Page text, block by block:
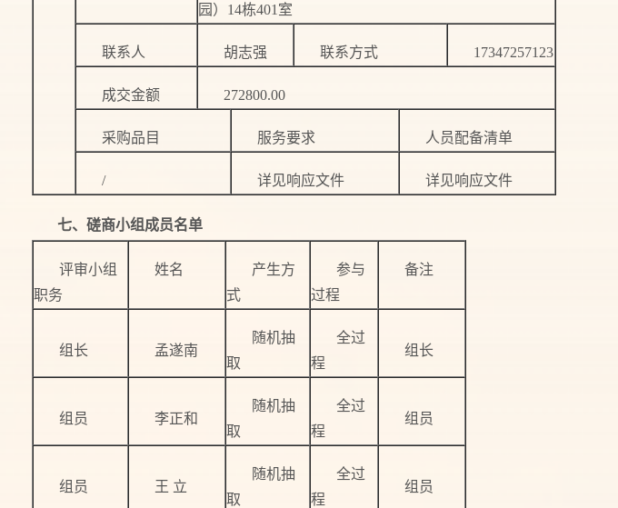
园）14栋401室
联系人 胡志强 联系方式 17347257123
成交金额 272800.00
采购品目 服务要求 人员配备清单
/ 详见响应文件 详见响应文件
七、磋商小组成员名单
评审小组
职务
姓名
产生方
式
参与
过程
备注
组长 孟遂南
随机抽
取
全过
程
组长
组员 李正和
随机抽
取
全过
程
组员
组员 王 立
随机抽
取
全过
程
组员